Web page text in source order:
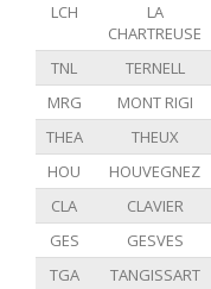
LCH
LA
CHARTREUSE
TNL TERNELL
MRG
MONT RIGI
THEA
THEUX
HOU
HOUVEGNEZ
CLA
CLAVIER
GES
GESVES
TGA
TANGISSART